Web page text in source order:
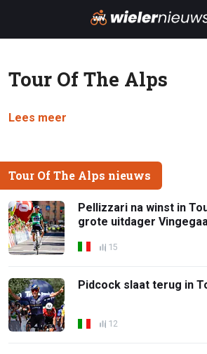
Tour Of The Alps
Lees meer
Tour Of The Alps nieuws
Pellizzari na winst in
grote uitdager
15
Pidcock slaat terug in
12